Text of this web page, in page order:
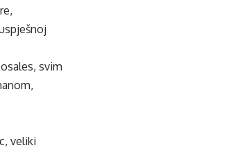
svim
veliki